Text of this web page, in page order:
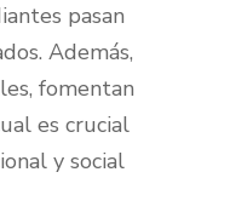
pasan
Además,
fomentan
es crucial
y social